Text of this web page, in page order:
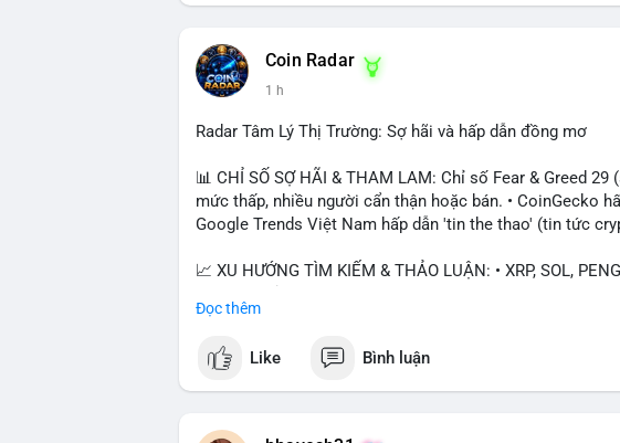
Coin Radar
1 h
Radar Tâm Lý Thị Trường: Sợ hãi và hấp dẫn đồng mơ
📊 CHỈ SỐ SỢ HÃI & THAM LAM: Chỉ số Fear & Greed
mức thấp, nhiều người cẩn thận hoặc bán. • CoinGecko
Google Trends Việt Nam hấp dẫn 'tin the thao' (tin tức
📈 XU HƯỚNG TÌM KIẾM & THẢO LUẬN: • XRP, SOL,
vào BTC breakout và lệnh long/short.
💬 DÒNG CHẢY TIN TỨC & TRUYỀN THÔNG: • Trump
giảm áp lực USD. • Binance hỗ trợ cổ phiếu Apple/IBM. •
Đọc thêm
Like Bình luận